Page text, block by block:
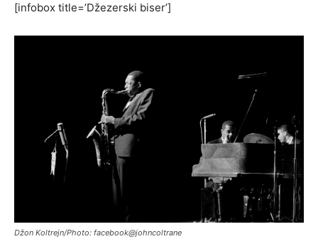
[infobox title=’Džezerski biser’]
Džon Koltrejn/Photo: facebook@johncoltrane